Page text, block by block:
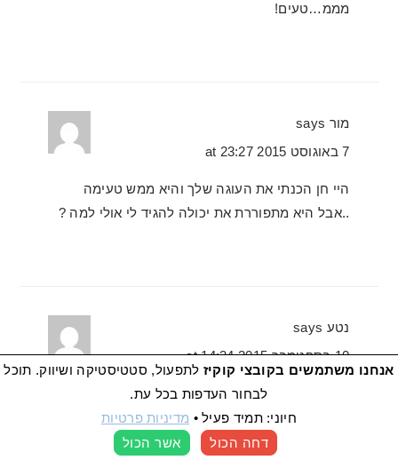
מממ…טעים!
מור says
7 באוגוסט 2015 at 23:27
היי חן הכנתי את העוגה שלך והיא ממש טעימה
..אבל היא מתפוררת את יכולה להגיד לי אולי למה ?
נטע says
10 בספטמבר 2015 at 14:34
היי חן, אפשר לקבל טיפים להוציא עוגה מתבנית
כזאת בלי שהיא תתרק ? זה כל הזמן קורה לי…:(
לצערי מכירה את העניין הזה היטב, הנה השיטה
אנחנו משתמשים בקובצי קוקיז לתפעול, סטטיסטיקה ושיווק. תוכל
לבחור העדפות בכל עת.
חיוני: תמיד פעיל• מדיניות פרטיות
דחה הכול
אשר הכול